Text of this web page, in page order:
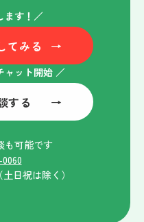
ます！／
てみる →
ャット開始 ／
する →
も可能です
日祝は除く）